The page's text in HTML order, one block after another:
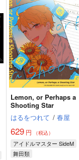
Lemon, or Perhaps a
Shooting Star
はるをつれて / 春屋
629 円 （税込）
アイドルマスター SideM
舞田類